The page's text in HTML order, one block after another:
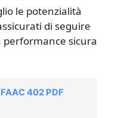
le potenzialità
di seguire
sicura
402 PDF